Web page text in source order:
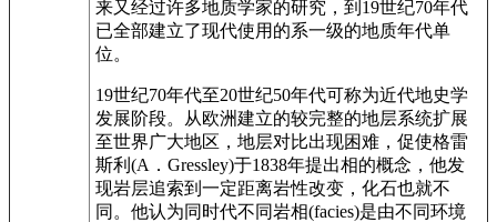
来又经过许多地质学家的研究，到19世纪70年代
已全部建立了现代使用的系一级的地质年代单
位。
19世纪70年代至20世纪50年代可称为近代地史学
发展阶段。从欧洲建立的较完整的地层系统扩展
至世界广大地区，地层对比出现困难，促使格雷
斯利(A．Gressley)于1838年提出相的概念，他发
现岩层追索到一定距离岩性改变，化石也就不
同。他认为同时代不同岩相(facies)是由不同环境